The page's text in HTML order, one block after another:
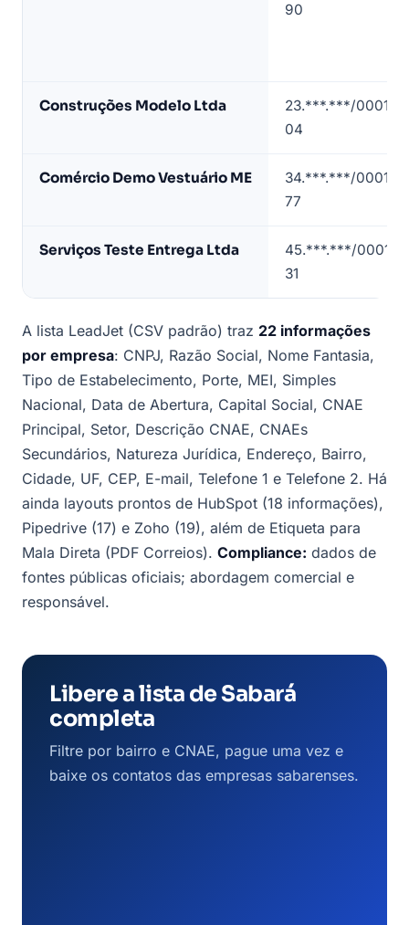
Sabará
exemplo)
90
Construções Modelo Ltda
23.***.***/0001-
04
Comércio Demo Vestuário ME
34.***.***/0001-
77
Serviços Teste Entrega Ltda
45.***.***/0001-
31
A lista LeadJet (CSV padrão) traz 22 informações
por empresa: CNPJ, Razão Social, Nome Fantasia,
Tipo de Estabelecimento, Porte, MEI, Simples
Nacional, Data de Abertura, Capital Social, CNAE
Principal, Setor, Descrição CNAE, CNAEs
Secundários, Natureza Jurídica, Endereço, Bairro,
Cidade, UF, CEP, E-mail, Telefone 1 e Telefone 2. Há
ainda layouts prontos de HubSpot (18 informações),
Pipedrive (17) e Zoho (19), além de Etiqueta para
Mala Direta (PDF Correios). Compliance: dados de
fontes públicas oficiais; abordagem comercial e
responsável.
Libere a lista de Sabará
completa
Filtre por bairro e CNAE, pague uma vez e
baixe os contatos das empresas sabarenses.